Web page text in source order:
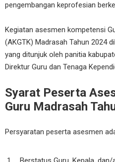
pengembangan keprofesian
Kegiatan asesmen kompetensi
(AKGTK) Madrasah Tahun 2024
yang ditunjuk oleh panitia
Direktur Guru dan Tenaga
Syarat Peserta
Guru Madrasah
Persyaratan peserta asesmen